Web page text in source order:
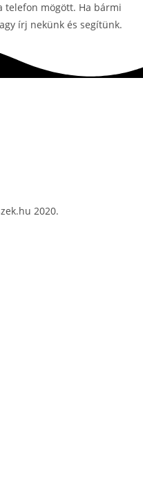
telefon mögött. Ha bármi
írj nekünk és segítünk.
2020.